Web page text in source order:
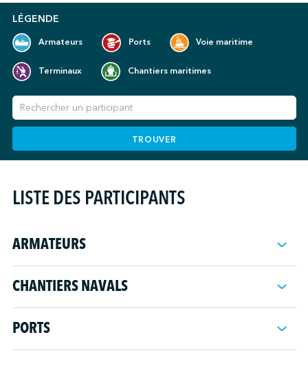
LÉGENDE
Armateurs Ports Voie maritime
Terminaux Chantiers maritimes
TROUVER
LISTE DES PARTICIPANTS
ARMATEURS
Ambassador Cruise Line
Baleària
Bourbon Offshore Surf
Brittany Ferries
CHANTIERS NAVALS
PORTS
Autorité portuaire de Carthagène